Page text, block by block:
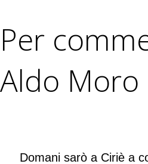
Per
Aldo Moro
Domani sarò a Ciriè a